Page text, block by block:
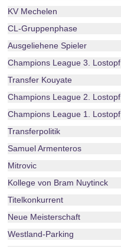
KV Mechelen
CL-Gruppenphase
Ausgeliehene Spieler
Champions League 3. Lostopf
Transfer Kouyate
Champions League 2. Lostopf
Champions League 1. Lostopf
Transferpolitik
Samuel Armenteros
Mitrovic
Kollege von Bram Nuytinck
Titelkonkurrent
Neue Meisterschaft
Westland-Parking